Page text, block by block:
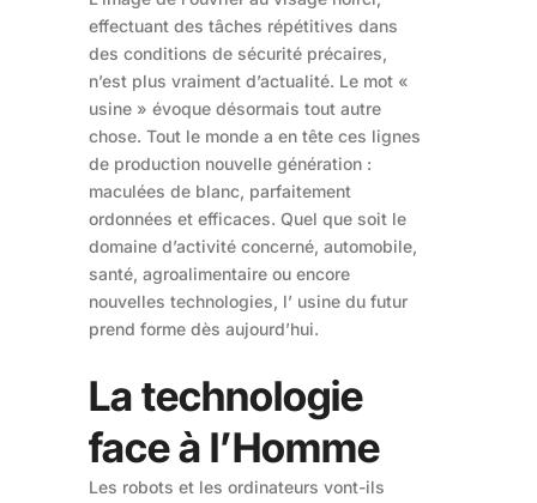
effectuant des tâches répétitives dans
des conditions de sécurité précaires,
n’est plus vraiment d’actualité. Le mot «
usine » évoque désormais tout autre
chose. Tout le monde a en tête ces lignes
de production nouvelle génération :
maculées de blanc, parfaitement
ordonnées et efficaces. Quel que soit le
domaine d’activité concerné, automobile,
santé, agroalimentaire ou encore
nouvelles technologies, l’ usine du futur
prend forme dès aujourd’hui.
La technologie
face à l’Homme
Les robots et les ordinateurs vont-ils